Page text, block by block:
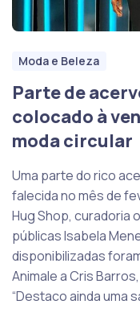
Moda e Beleza
Parte de
colocado à
moda circular
Uma parte do rico
falecida no mês de
Hug Shop, curadoria
públicas Isabela
disponibilizadas
Animale a Cris
“Destaco ainda uma